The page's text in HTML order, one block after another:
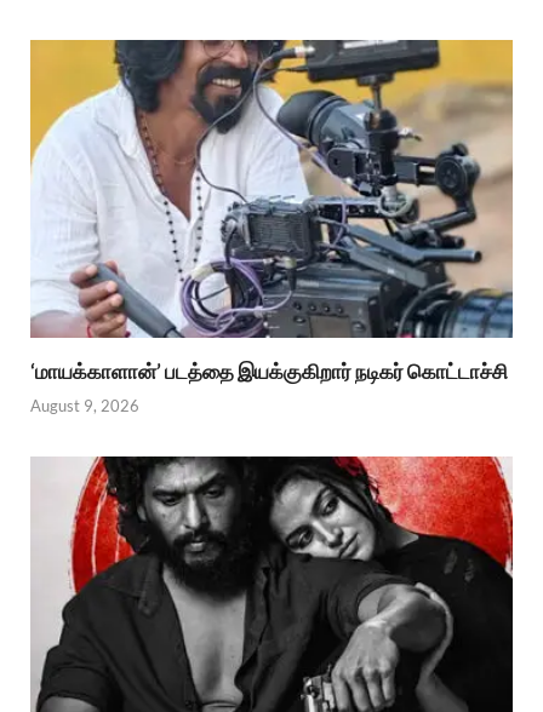
‘மாயக்காளான்’ படத்தை இயக்குகிறார் நடிகர் கொட்டாச்சி
August 9, 2026